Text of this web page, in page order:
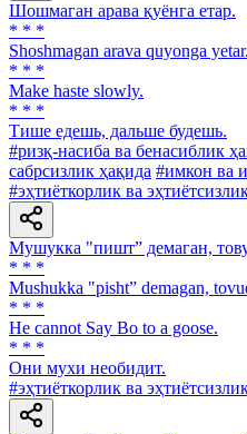
Шошмаган арава қуёнга етар.
* * *
Shoshmagan arava quyonga yetar.
* * *
Make haste slowly.
* * *
Тише едешь, дальше будешь.
#ризқ-насиба ва бенасиблик
сабрсизлик ҳақида #имкон ва
#эҳтиёткорлик ва
Мушукка "пишт” демаган,
* * *
Mushukka "pisht” demagan,
* * *
He cannot Say Bo to a goose.
* * *
Они мухи необидит.
#эҳтиёткорлик ва